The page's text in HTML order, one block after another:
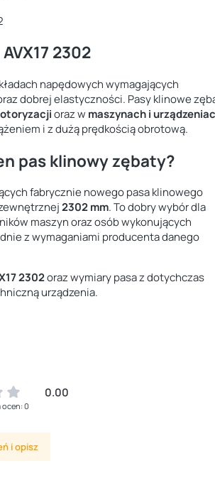
2302
napędowych wymagających
dobrej elastyczności. Pasy klinowe
oraz w maszynach i
i z dużą prędkością obrotową.
pas klinowy zębaty?
fabrycznie nowego pasa klinowego
2302 mm. To dobry wybór dla
maszyn oraz osób wykonujących
z wymaganiami producenta danego
2302oraz wymiary pasa z dotychczas
urządzenia.
0.00
0
i opisz